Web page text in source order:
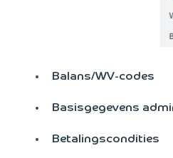
Balans/WV-codes
Basisgegevens
Betalingscondities